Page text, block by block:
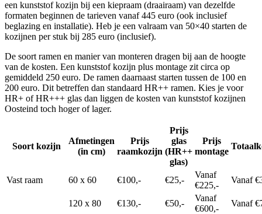
een kunststof kozijn bij een kiepraam (draairaam) van dezelfde
formaten beginnen de tarieven vanaf 445 euro (ook inclusief
beglazing en installatie). Heb je een valraam van 50×40 starten de
kozijnen per stuk bij 285 euro (inclusief).
De soort ramen en manier van monteren dragen bij aan de hoogte
van de kosten. Een kunststof kozijn plus montage zit circa op
gemiddeld 250 euro. De ramen daarnaast starten tussen de 100 en
200 euro. Dit betreffen dan standaard HR++ ramen. Kies je voor
HR+ of HR+++ glas dan liggen de kosten van kunststof kozijnen
Oosteind toch hoger of lager.
Soort kozijn
Afmetingen
(in cm)
Prijs
raamkozijn
Prijs
glas
(HR++
glas)
Prijs
montage
Vast raam 60 x 60 €100,- €25,-
Vanaf
€225,-
Vanaf
120 x 80 €130,- €50,-
Vanaf
€600,-
Vanaf